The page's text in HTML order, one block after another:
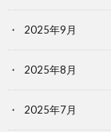
2025年9月
2025年8月
2025年7月